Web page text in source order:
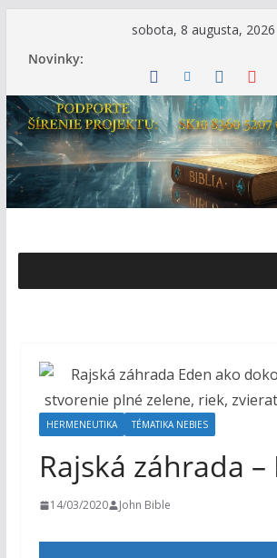
sobota, 8 augusta, 2026
Novinky:
s
B
o
o
HERMENEUTIKA TÉMATIKA NEBIES
Rajská záhrada –
14/03/2020 John Bible